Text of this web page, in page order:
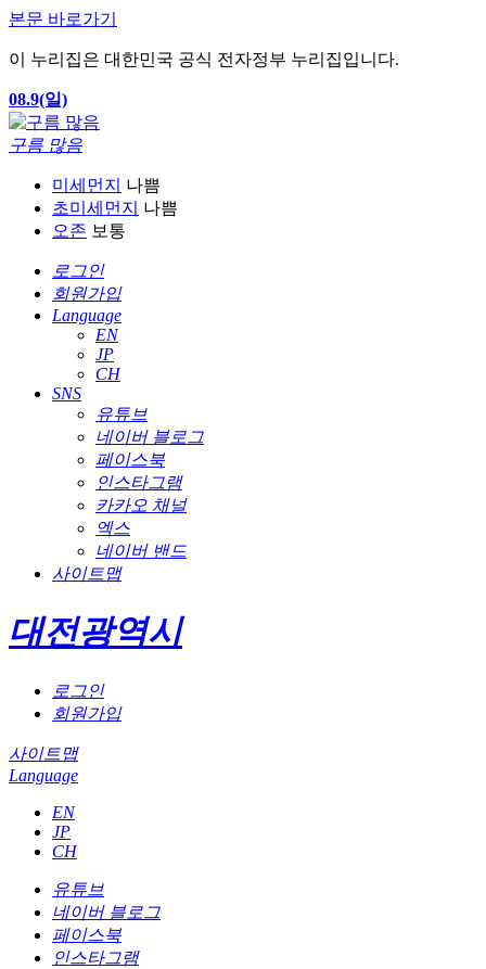
본문 바로가기
이 누리집은 대한민국 공식 전자정부 누리집입니다.
08.9(일)
구름 많음
미세먼지
나쁨
초미세먼지
나쁨
오존 보통
로그인
회원가입
Language
EN
JP
CH
SNS
유튜브
네이버 블로그
페이스북
인스타그램
카카오 채널
엑스
네이버 밴드
사이트맵
대전광역시
로그인
회원가입
사이트맵
Language
EN
JP
CH
유튜브
네이버 블로그
페이스북
인스타그램